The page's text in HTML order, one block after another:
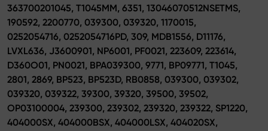
363700201045, T1045MM, 6351, 13046070512NSETMS,
190592, 2200770, 039300, 039320, 1170015,
0252054716, 0252054716PD, 309, MDB1556, D11176,
LVXL636, J3600901, NP6001, PF0021, 223609, 223614,
D360O01, PN0021, BPA039300, 9771, BP09771, T1045,
2801, 2869, BP523, BP523D, RB0858, 039300, 039302,
039320, 039322, 39300, 39320, 39500, 39502,
OP03100004, 239300, 239302, 239320, 239322, SP1220,
404000SX, 404000BSX, 404000LSX, 404020SX,